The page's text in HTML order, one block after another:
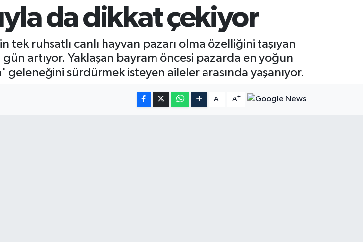
da dikkat çekiyor
tek ruhsatlı canlı hayvan pazarı olma özelliğini taşıyan
artıyor. Yaklaşan bayram öncesi pazarda en yoğun
sürdürmek isteyen aileler arasında yaşanıyor.
A- A+